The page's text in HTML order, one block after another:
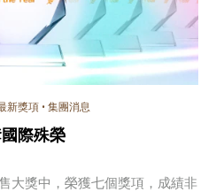
新獎項 • 集團消息
際殊榮
大獎中，榮獲七個獎項，成績非